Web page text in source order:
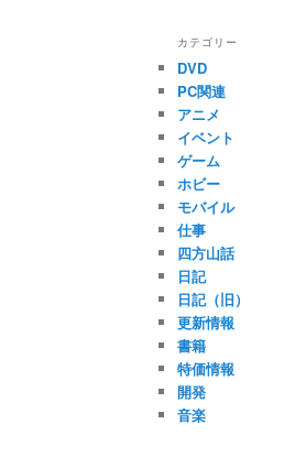
カテゴリー
DVD
PC関連
アニメ
イベント
ゲーム
ホビー
モバイル
仕事
四方山話
日記
日記（旧）
更新情報
書籍
特価情報
開発
音楽